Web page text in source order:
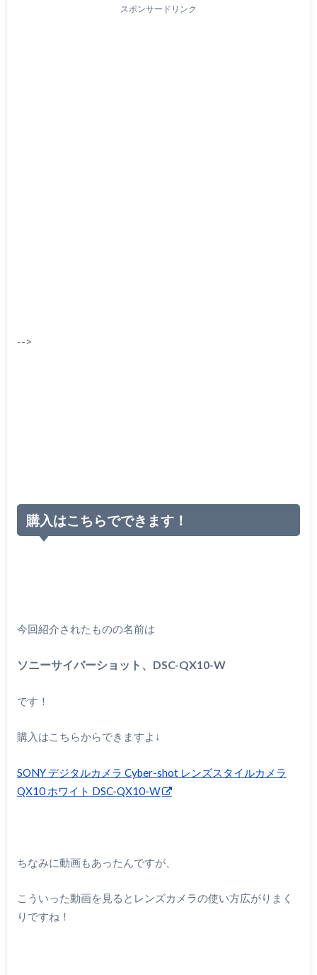
スポンサードリンク
-->
購入はこちらでできます！
今回紹介されたものの名前は
ソニーサイバーショット、 DSC-QX10-W
です！
購入はこちらからできますよ↓
SONY デジタルカメラ Cyber-shot レンズスタイルカメラ
QX10 ホワイト DSC-QX10-W
ちなみに動画もあったんですが、
こういった動画を見るとレンズカメラの使い方広がりまく
りですね！